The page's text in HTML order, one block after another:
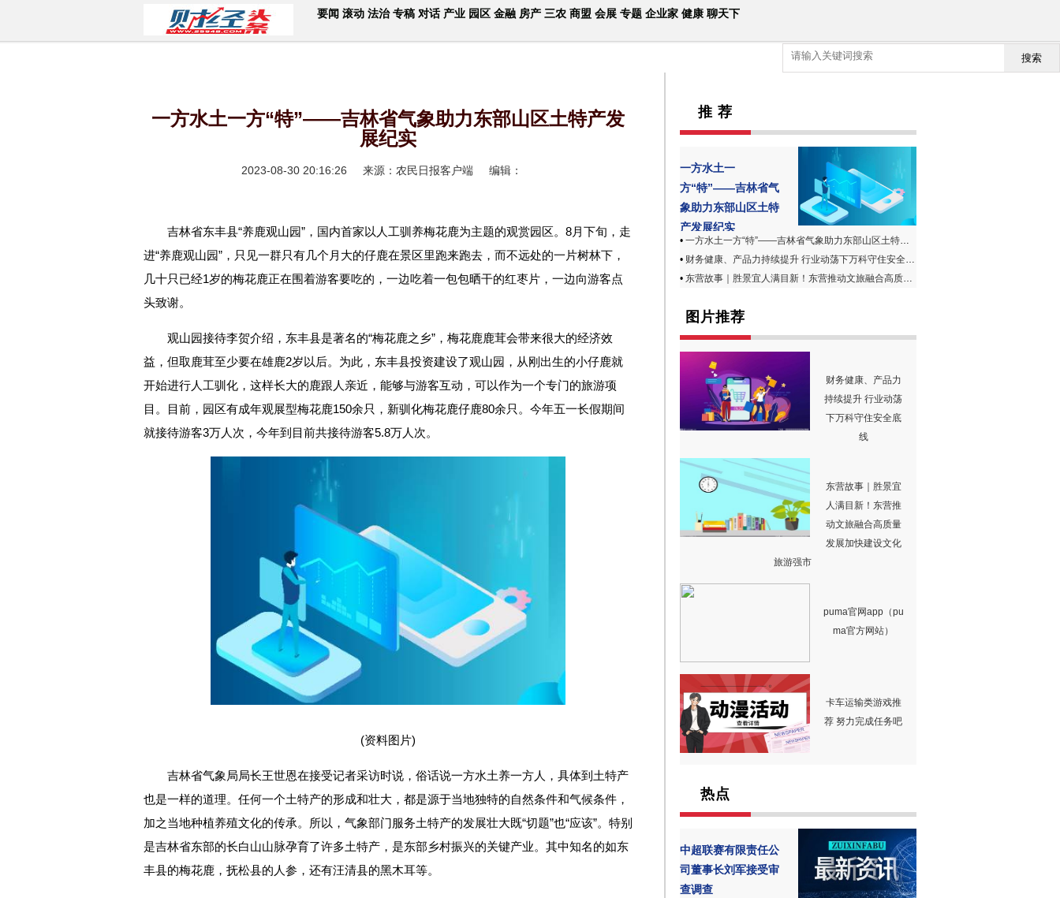
要闻 滚动 法治 专稿 对话 产业 园区 金融 房产 三农 商盟 会展 专题 企业家 健康 聊天下
搜索
一方水土一方“特”——吉林省气象助力东部山区土特产发
展纪实
2023-08-30 20:16:26 来源：农民日报客户端 编辑：
吉林省东丰县“养鹿观山园”，国内首家以人工驯养梅花鹿为主题的观赏园区。8月下旬，走
进“养鹿观山园”，只见一群只有几个月大的仔鹿在景区里跑来跑去，而不远处的一片树林下，
几十只已经1岁的梅花鹿正在围着游客要吃的，一边吃着一包包晒干的红枣片，一边向游客点
头致谢。
观山园接待李贺介绍，东丰县是著名的“梅花鹿之乡”，梅花鹿鹿茸会带来很大的经济效
益，但取鹿茸至少要在雄鹿2岁以后。为此，东丰县投资建设了观山园，从刚出生的小仔鹿就
开始进行人工驯化，这样长大的鹿跟人亲近，能够与游客互动，可以作为一个专门的旅游项
目。目前，园区有成年观展型梅花鹿150余只，新驯化梅花鹿仔鹿80余只。今年五一长假期间
就接待游客3万人次，今年到目前共接待游客5.8万人次。
(资料图片)
吉林省气象局局长王世恩在接受记者采访时说，俗话说一方水土养一方人，具体到土特产
也是一样的道理。任何一个土特产的形成和壮大，都是源于当地独特的自然条件和气候条件，
加之当地种植养殖文化的传承。所以，气象部门服务土特产的发展壮大既“切题”也“应该”。特别
是吉林省东部的长白山山脉孕育了许多土特产，是东部乡村振兴的关键产业。其中知名的如东
丰县的梅花鹿，抚松县的人参，还有汪清县的黑木耳等。
推 荐
一方水土一
方“特”——吉林省气
象助力东部山区土特
产发展纪实
• 一方水土一方“特”——吉林省气象助力东部山区土特产发展纪实
• 财务健康、产品力持续提升 行业动荡下万科守住安全底线
• 东营故事｜胜景宜人满目新！东营推动文旅融合高质量发展加快建设文化旅游强市
图片推荐
财务健康、产品力
持续提升 行业动荡
下万科守住安全底
线
东营故事｜胜景宜
人满目新！东营推
动文旅融合高质量
发展加快建设文化
旅游强市
puma官网app（pu
ma官方网站）
卡车运输类游戏推
荐 努力完成任务吧
热点
中超联赛有限责任公
司董事长刘军接受审
查调查